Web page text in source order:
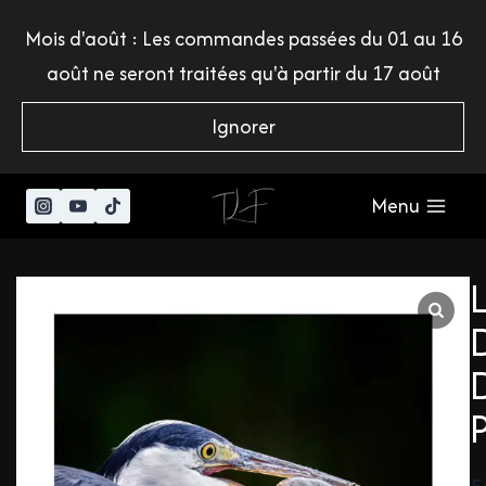
Mois d'août : Les commandes passées du 01 au 16
août ne seront traitées qu'à partir du 17 août
Ignorer
Menu